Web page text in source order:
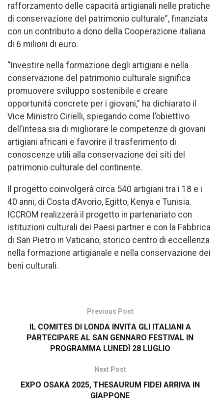
rafforzamento delle capacità artigianali nelle pratiche
di conservazione del patrimonio culturale”, finanziata
con un contributo a dono della Cooperazione italiana
di 6 milioni di euro.
“Investire nella formazione degli artigiani e nella
conservazione del patrimonio culturale significa
promuovere sviluppo sostenibile e creare
opportunità concrete per i giovani,” ha dichiarato il
Vice Ministro Cirielli, spiegando come l’obiettivo
dell’intesa sia di migliorare le competenze di giovani
artigiani africani e favorire il trasferimento di
conoscenze utili alla conservazione dei siti del
patrimonio culturale del continente.
Il progetto coinvolgerà circa 540 artigiani tra i 18 e i
40 anni, di Costa d’Avorio, Egitto, Kenya e Tunisia.
ICCROM realizzerà il progetto in partenariato con
istituzioni culturali dei Paesi partner e con la Fabbrica
di San Pietro in Vaticano, storico centro di eccellenza
nella formazione artigianale e nella conservazione dei
beni culturali.
Previous Post
IL COMITES DI LONDA INVITA GLI ITALIANI A
PARTECIPARE AL SAN GENNARO FESTIVAL IN
PROGRAMMA LUNEDÌ 28 LUGLIO
Next Post
EXPO OSAKA 2025, THESAURUM FIDEI ARRIVA IN
GIAPPONE